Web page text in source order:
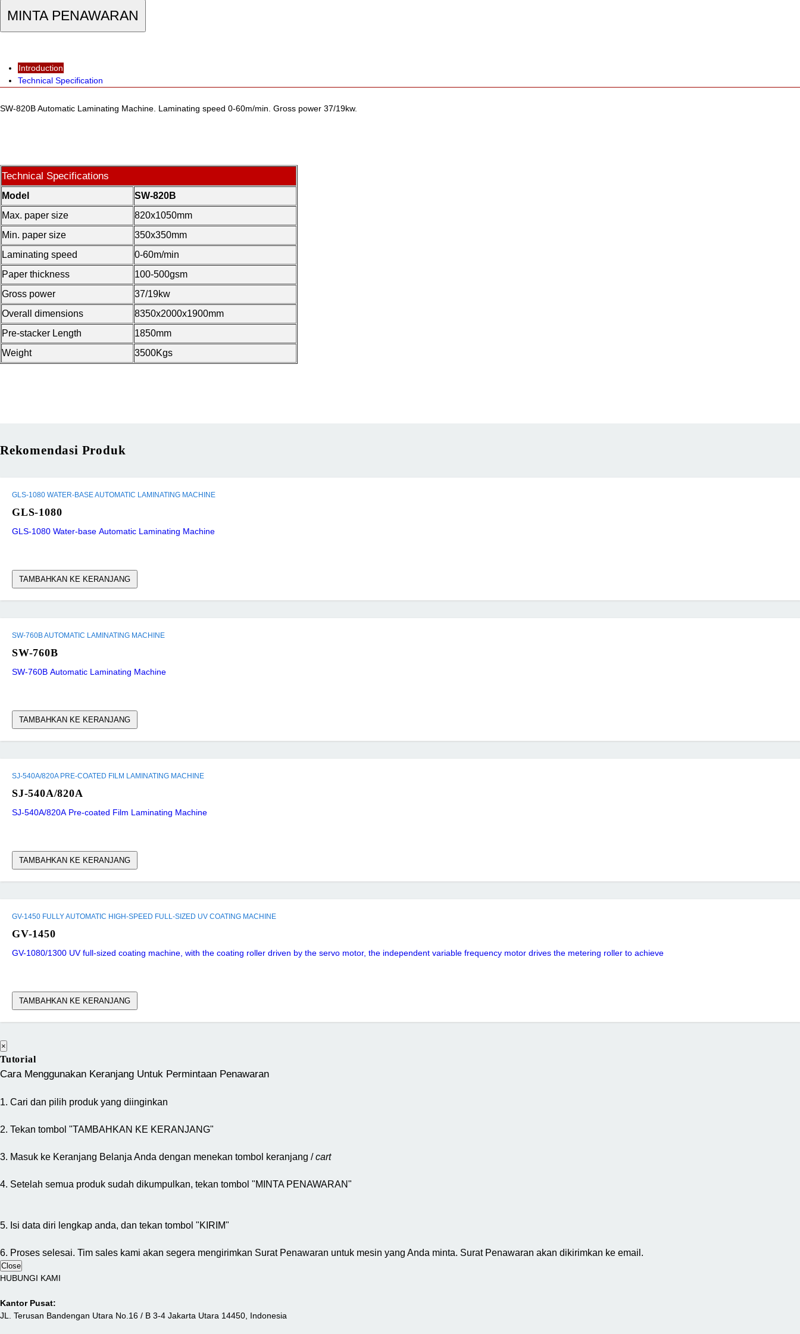
MINTA PENAWARAN
Introduction
Technical Specification
SW-820B Automatic Laminating Machine. Laminating speed 0-60m/min. Gross power 37/19kw.
Technical Specifications
Model
SW-820B
Max. paper size
820x1050mm
Min. paper size
350x350mm
Laminating speed
0-60m/min
Paper thickness
100-500gsm
Gross power
37/19kw
Overall dimensions
8350x2000x1900mm
Pre-stacker Length
1850mm
Weight
3500Kgs
Rekomendasi Produk
GLS-1080 WATER-BASE AUTOMATIC LAMINATING MACHINE
GLS-1080
GLS-1080 Water-base Automatic Laminating Machine
TAMBAHKAN KE KERANJANG
SW-760B AUTOMATIC LAMINATING MACHINE
SW-760B
SW-760B Automatic Laminating Machine
TAMBAHKAN KE KERANJANG
SJ-540A/820A PRE-COATED FILM LAMINATING MACHINE
SJ-540A/820A
SJ-540A/820A Pre-coated Film Laminating Machine
TAMBAHKAN KE KERANJANG
GV-1450 FULLY AUTOMATIC HIGH-SPEED FULL-SIZED UV COATING MACHINE
GV-1450
GV-1080/1300 UV full-sized coating machine, with the coating roller driven by the servo motor, the independent variable frequency motor drives the metering roller to achieve
TAMBAHKAN KE KERANJANG
×
Tutorial
Cara Menggunakan Keranjang Untuk Permintaan Penawaran
1. Cari dan pilih produk yang diinginkan
2. Tekan tombol "TAMBAHKAN KE KERANJANG"
3. Masuk ke Keranjang Belanja Anda dengan menekan tombol keranjang /cart
4. Setelah semua produk sudah dikumpulkan, tekan tombol "MINTA PENAWARAN"
5. Isi data diri lengkap anda, dan tekan tombol "KIRIM"
6. Proses selesai. Tim sales kami akan segera mengirimkan Surat Penawaran untuk mesin yang Anda minta. Surat Penawaran akan dikirimkan ke email.
Close
HUBUNGI KAMI
Kantor Pusat:
JL. Terusan Bandengan Utara No.16 / B 3-4 Jakarta Utara 14450, Indonesia